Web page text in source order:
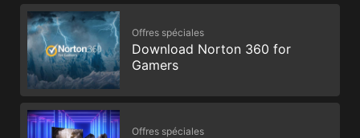
Offres spéciales
Download Norton 360 for
Gamers
Offres spéciales